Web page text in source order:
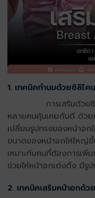
1. เทคนิคทำนมด้วยซิลิโคน
การเสริมด้วยซิลิโ
หลายคนคุ้นเคยกันดี ด้วย
เปลี่ยนรูปทรงของหน้าอก
ขนาดของหน้าอกให้ใหญ่
เหมาะกับคนที่ต้องการเพิ่
ช่วยให้หน้าอกเต่งตึง มีรู
2. เทคนิคเสริมหน้าอกด้ว